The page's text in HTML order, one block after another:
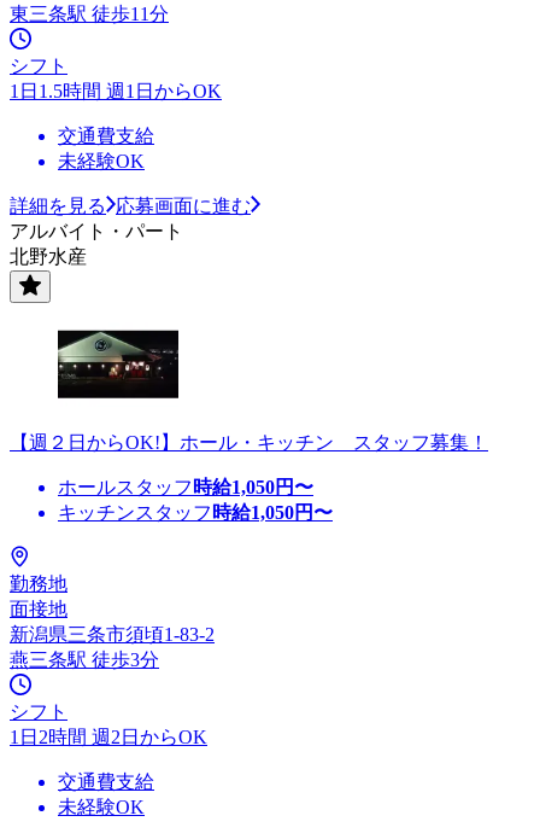
東三条駅 徒歩11分
シフト
1日1.5時間 週1日からOK
交通費支給
未経験OK
詳細を見る
応募画面に進む
アルバイト・パート
北野水産
【週２日からOK!】ホール・キッチン スタッフ募集！
ホールスタッフ 時給1,050円〜
キッチンスタッフ 時給1,050円〜
勤務地
面接地
新潟県三条市須頃1-83-2
燕三条駅 徒歩3分
シフト
1日2時間 週2日からOK
交通費支給
未経験OK